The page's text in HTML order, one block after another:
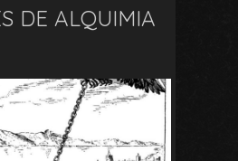
DE ALQUIMIA